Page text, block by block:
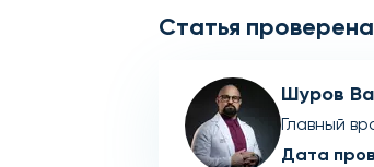
Статья
Шуров
Главный
Дата